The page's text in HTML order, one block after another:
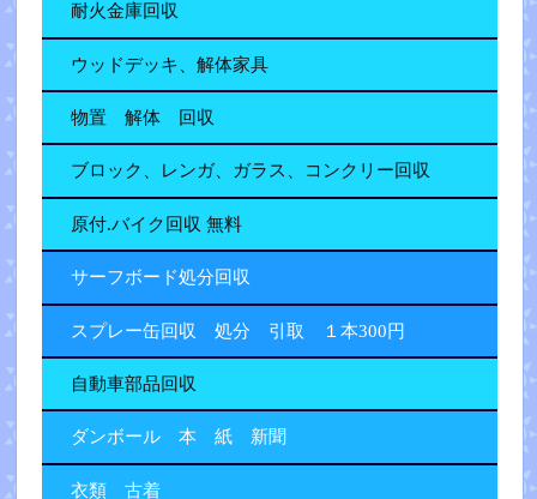
耐火金庫回収
ウッドデッキ、解体家具
物置 解体 回収
ブロック、レンガ、ガラス、コンクリー回収
原付.バイク回収 無料
サーフボード処分回収
スプレー缶回収 処分 引取 １本300円
自動車部品回収
ダンボール 本 紙 新聞
衣類 古着